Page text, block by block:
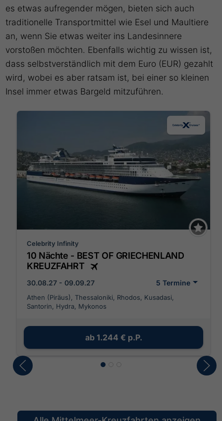
es etwas aufregender mögen, bieten sich auch
traditionelle Transportmittel wie Esel und Maultiere
an, wenn Sie etwas weiter ins Landesinnere
vorstoßen möchten. Ebenfalls wichtig zu wissen ist,
dass selbstverständlich mit dem Euro (EUR) gezahlt
wird, wobei es aber ratsam ist, bei einer so kleinen
Insel immer etwas Bargeld mitzuführen.
Celebrity Infinity
10 Nächte - BEST OF GRIECHENLAND
KREUZFAHRT
30.08.27 - 09.09.27 5 Termine
Athen (Piräus), Thessaloniki, Rhodos, Kusadasi,
Santorin, Hydra, Mykonos
ab 1.244 € p.P.